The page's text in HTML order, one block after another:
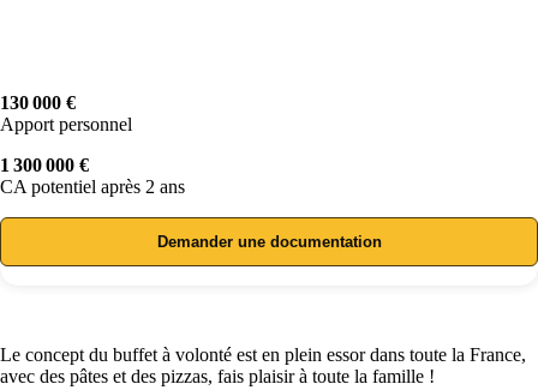
130 000 €
Apport personnel
1 300 000 €
CA potentiel après 2 ans
Demander une documentation
Le concept du buffet à volonté est en plein essor dans toute la France,
avec des pâtes et des pizzas, fais plaisir à toute la famille !